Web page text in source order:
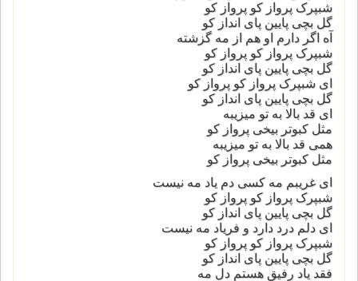
شبپرک پرواز کو پرواز کو
گل بچی پایین پای انداز کو
آه اگر دارم او هم از مه گزشته
شبپرک پرواز کو پرواز کو
گل بچی پایین پای انداز کو
ای شبپرک پرواز کو پرواز کو
گل بچی پایین پای انداز کو
ای قد بالا به تو میزیبه
مثل کبوتر بیخی پرواز کو
همی قد بالا به تو میزیبه
مثل کبوتر بیخی پرواز کو
ای غریبم مه کسی دم یاد مه نیست
شبپرک پرواز کو پرواز کو
گل بچی پایین پای انداز کو
ای دلم درد دارد و فریاد مه نیست
شبپرک پرواز کو پرواز کو
گل بچی پایین پای انداز کو
فقد یاد رفیق هستم دل مه